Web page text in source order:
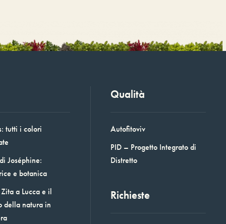
tutti i colori
Joséphine:
e botanica
a Lucca e il
della natura in
Qualità
Autofitoviv
PID – Progetto Integrato di
Distretto
Richieste